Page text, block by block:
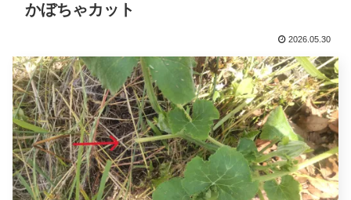
かぼちゃカット
2026.05.30